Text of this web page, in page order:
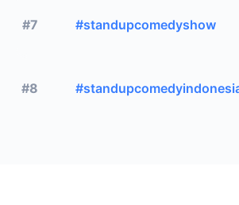
#7 #standupcomedyshow
#8